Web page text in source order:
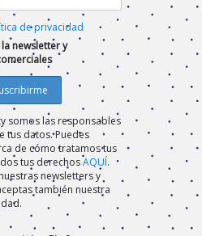
de privacidad
newsletter y
somos las responsables
tus datos. Puedes
de cómo tratamos tus
tus derechosAQUÍ.
newsletters y
también nuestra